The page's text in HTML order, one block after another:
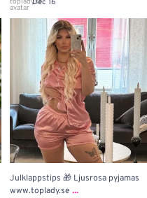
Dec 16
Julklappstips 🎁 Ljusrosa pyjamas
www.toplady.se ...